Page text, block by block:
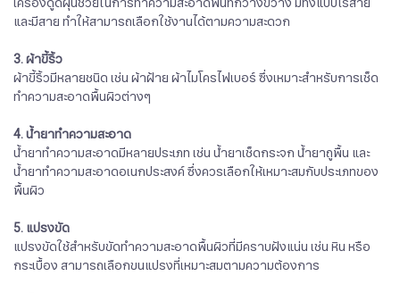
และมีสาย ทำให้สามารถเลือกใช้งานได้ตามความสะดวก
3. ผ้าขี้ริ้ว
ผ้าขี้ริ้วมีหลายชนิด เช่น ผ้าฝ้าย ผ้าไมโครไฟเบอร์ ซึ่งเหมาะสำหรับการเช็ด
ทำความสะอาดพื้นผิวต่างๆ
4. น้ำยาทำความสะอาด
น้ำยาทำความสะอาดมีหลายประเภท เช่น น้ำยาเช็ดกระจก น้ำยาถูพื้น และ
น้ำยาทำความสะอาดอเนกประสงค์ ซึ่งควรเลือกให้เหมาะสมกับประเภทของ
พื้นผิว
5. แปรงขัด
แปรงขัดใช้สำหรับขัดทำความสะอาดพื้นผิวที่มีคราบฝังแน่น เช่น หิน หรือ
กระเบื้อง สามารถเลือกขนแปรงที่เหมาะสมตามความต้องการ